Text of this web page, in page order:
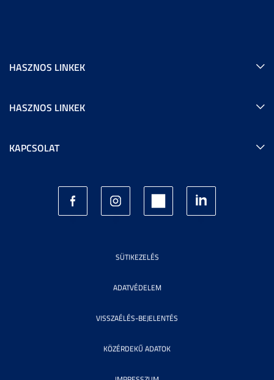
HASZNOS LINKEK
HASZNOS LINKEK
KAPCSOLAT
SÜTIKEZELÉS
ADATVÉDELEM
VISSZAÉLÉS-BEJELENTÉS
KÖZÉRDEKŰ ADATOK